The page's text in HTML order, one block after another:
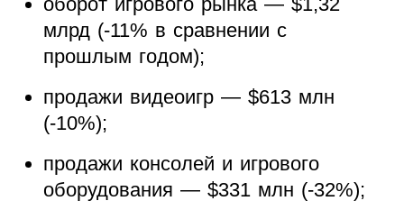
млрд (-11% в сравнении с
прошлым годом);
продажи видеоигр — $613 млн
(-10%);
продажи консолей и игрового
оборудования — $331 млн (-32%);